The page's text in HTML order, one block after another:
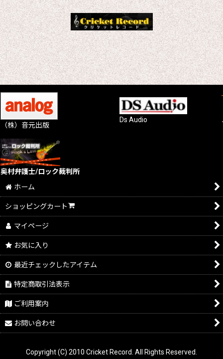
（株）音元出版
Ds Audio
奥村弁護士/ロック裁判所
ホーム
ショッピングカート
マイページ
お気に入り
最近チェックしたアイテム
特定商取引法表示
ご利用案内
お問い合わせ
Copyright (C) 2010 Cricket Record. All Rights Reserved.